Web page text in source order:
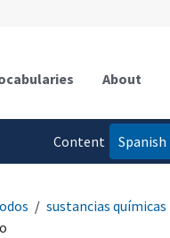
About
Content
Spanish
sustancias químicas